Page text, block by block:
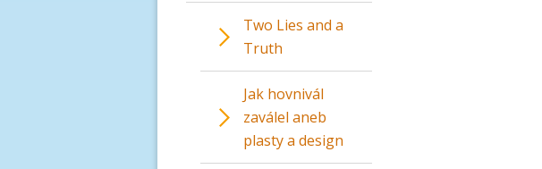
Two Lies and a
Truth
Jak hovnivál
zaválel aneb
plasty a design